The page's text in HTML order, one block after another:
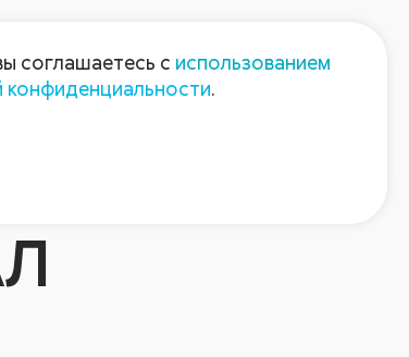
Пресс-центр Контакты
соглашаетесь с использованием
конфиденциальности.